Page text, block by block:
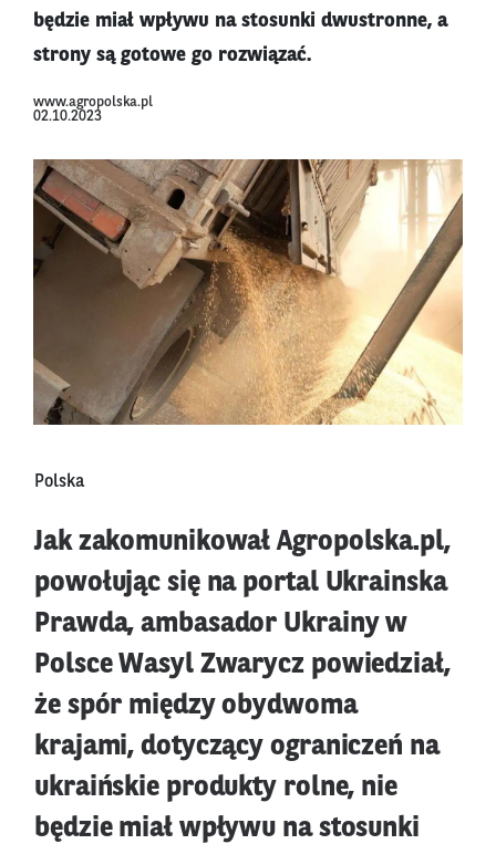
będzie miał wpływu na stosunki dwustronne, a
strony są gotowe go rozwiązać.
www.agropolska.pl
02.10.2023
Polska
Jak zakomunikował Agropolska.pl,
powołując się na portal Ukrainska
Prawda, ambasador Ukrainy w
Polsce Wasyl Zwarycz powiedział,
że spór między obydwoma
krajami, dotyczący ograniczeń na
ukraińskie produkty rolne, nie
będzie miał wpływu na stosunki